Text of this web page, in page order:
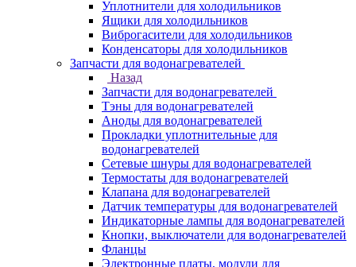
Уплотнители для холодильников
Ящики для холодильников
Виброгасители для холодильников
Конденсаторы для холодильников
Запчасти для водонагревателей
Назад
Запчасти для водонагревателей
Тэны для водонагревателей
Аноды для водонагревателей
Прокладки уплотнительные для
водонагревателей
Сетевые шнуры для водонагревателей
Термостаты для водонагревателей
Клапана для водонагревателей
Датчик температуры для водонагревателей
Индикаторные лампы для водонагревателей
Кнопки, выключатели для водонагревателей
Фланцы
Электронные платы, модули для